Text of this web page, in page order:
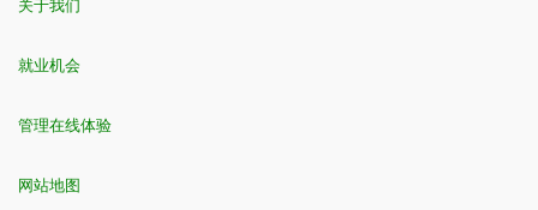
关于我们
就业机会
管理在线体验
网站地图